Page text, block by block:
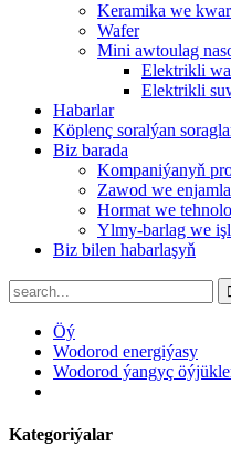
Keramika we
Wafer
Mini awtoulag
Elektrikli
Elektrikli
Habarlar
Köplenç soralýan
Biz barada
Kompaniýanyň
Zawod we
Hormat we
Ylmy-barlag we
Biz bilen habarlaşyň
Öý
Wodorod energiýasy
Wodorod ýangyç
Kategoriýalar